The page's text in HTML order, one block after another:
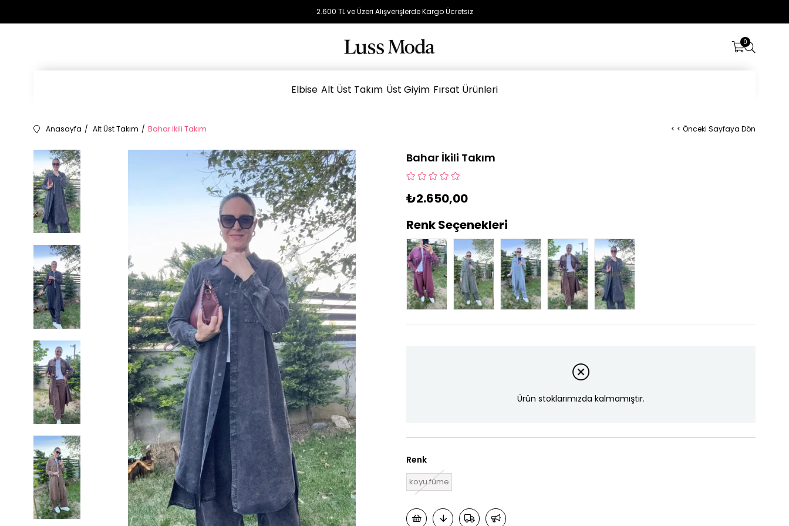
2.600 TL ve Üzeri Alışverişlerde Kargo Ücretsiz
0
Elbise Alt Üst Takım Üst Giyim Fırsat Ürünleri
Anasayfa Alt Üst Takım Bahar İkili Takım < < Önceki Sayfaya Dön
Bahar İkili Takım
₺2.650,00
Renk Seçenekleri
Tükendi Tükendi Tükendi
Ürün stoklarımızda kalmamıştır.
Renk
koyu füme